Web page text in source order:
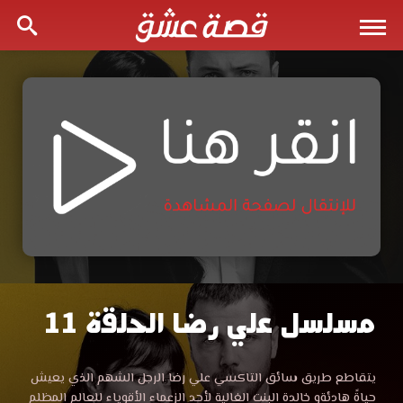
مسلسل
علي
مسلسل علي رضا الحلقة 11
مشاهدة
مسلسل
يتقاطع طريق سائق التاكسي علي رضا الرجل الشهم الذي يعيش
حياةً هادئةو خالدة البنت الغالية لأحد الزعماء الأقوياء للعالم المظلم